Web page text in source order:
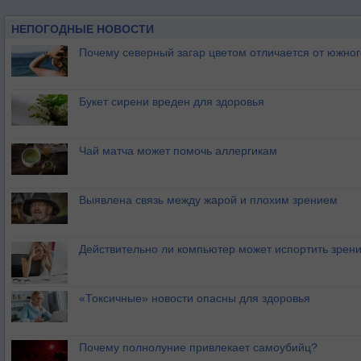
НЕПОГОДНЫЕ НОВОСТИ
Почему северный загар цветом отличается от
Букет сирени вреден для здоровья
Чай матча может помочь аллергикам
Выявлена связь между жарой и плохим зрением
Действительно ли компьютер может испортить
«Токсичные» новости опасны для здоровья
Почему полнолуние привлекает самоубийц?